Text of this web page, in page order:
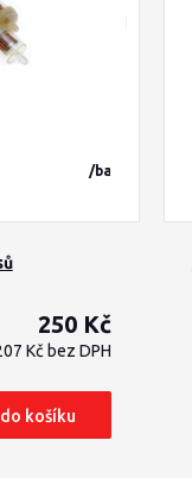
250 Kč
/balení
Kč bez DPH
košíku